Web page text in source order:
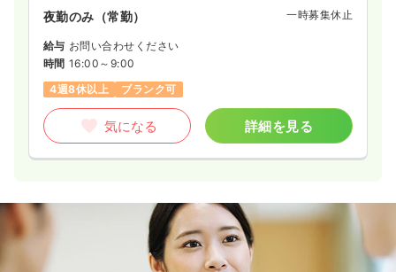
夜勤のみ（常勤） 一時募集休止
給与 お問い合わせください
時間 16:00～9:00
4週8休以上
ブランク可
気になる 詳細を見る